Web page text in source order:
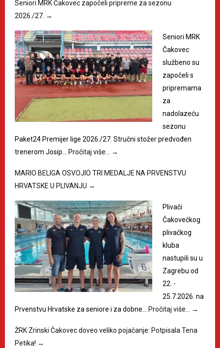
Seniori MRK Čakovec započeli pripreme za sezonu
2026./27. →
Seniori MRK
Čakovec
službeno su
započeli s
pripremama
za
nadolazeću
sezonu
Paket24 Premijer lige 2026./27. Stručni stožer predvođen
trenerom Josip… Pročitaj više… →
MARIO BELIGA OSVOJIO TRI MEDALJE NA PRVENSTVU
HRVATSKE U PLIVANJU →
Plivači
Čakovečkog
plivačkog
kluba
nastupili su u
Zagrebu od
22. -
25.7.2026. na
Prvenstvu Hrvatske za seniore i za dobne… Pročitaj više… →
ŽRK Zrinski Čakovec doveo veliko pojačanje: Potpisala Tena
Petika! →